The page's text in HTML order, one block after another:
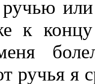
или
к концу
ручья я